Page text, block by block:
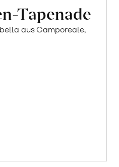
Tapenade
aus Camporeale,